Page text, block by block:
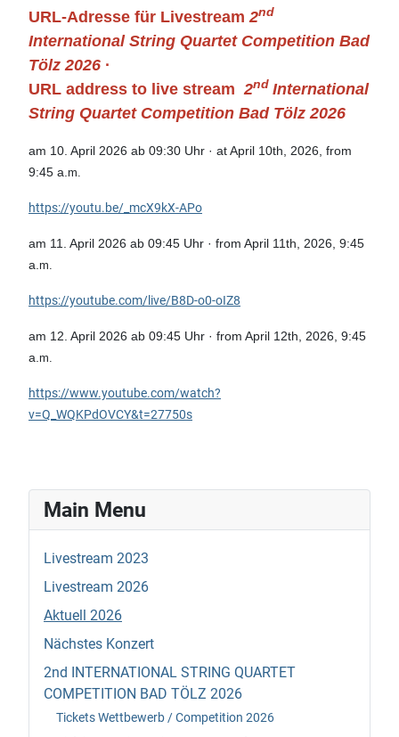
URL-Adresse für Livestream 2nd
International String Quartet Competition Bad
Tölz 2026 ·
URL address to live stream 2nd International
String Quartet Competition Bad Tölz 2026
am 10. April 2026 ab 09:30 Uhr · atApril 10th, 2026, from
9:45 a. m.
https://youtu.be/_mcX9kX-APo
am 11. April 2026 ab 09:45 Uhr · from April 11th, 2026, 9:45
a. m.
https://youtube.com/live/B8D-o0-oIZ8
am 12. April 2026 ab 09:45 Uhr · from April 12th, 2026, 9:45
a. m.
https://www.youtube.com/watch?
v=Q_WQKPdOVCY&t=27750s
Main Menu
Livestream 2023
Livestream 2026
Aktuell 2026
Nächstes Konzert
2nd INTERNATIONAL STRING QUARTET
COMPETITION BAD TÖLZ 2026
Tickets Wettbewerb / Competition 2026